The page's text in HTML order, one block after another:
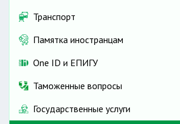
Транспорт
Памятка иностранцам
One ID и ЕПИГУ
Таможенные вопросы
Государственные услуги